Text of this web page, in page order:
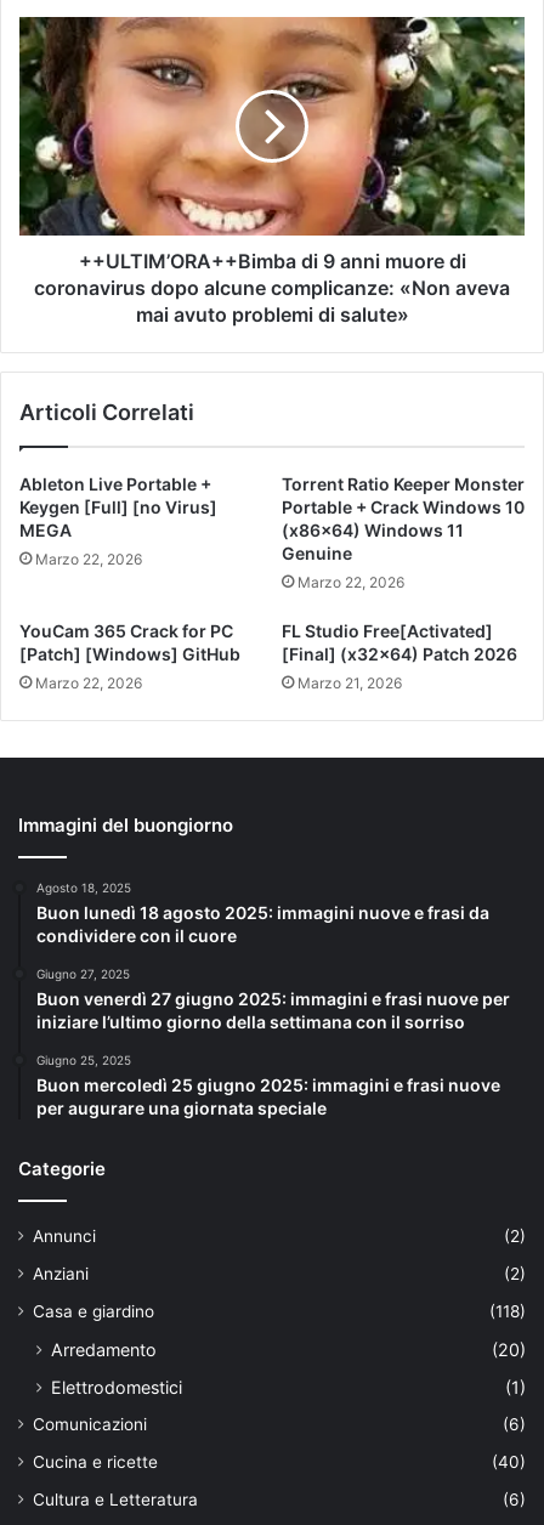
++ULTIM’ORA++Bimba di 9 anni muore di
coronavirus dopo alcune complicanze: «Non aveva
mai avuto problemi di salute»
Articoli Correlati
Ableton Live Portable +
Keygen [Full] [no Virus]
MEGA
Marzo 22, 2026
Torrent Ratio Keeper Monster
Portable + Crack Windows 10
(x86x64) Windows 11
Genuine
Marzo 22, 2026
YouCam 365 Crack for PC
[Patch] [Windows] GitHub
Marzo 22, 2026
FL Studio Free[Activated]
[Final] (x32x64) Patch 2026
Marzo 21, 2026
Immagini del buongiorno
Agosto 18, 2025
Buon lunedì 18 agosto 2025: immagini nuove e frasi da
condividere con il cuore
Giugno 27, 2025
Buon venerdì 27 giugno 2025: immagini e frasi nuove per
iniziare l’ultimo giorno della settimana con il sorriso
Giugno 25, 2025
Buon mercoledì 25 giugno 2025: immagini e frasi nuove
per augurare una giornata speciale
Categorie
Annunci
(2)
Anziani
(2)
Casa e giardino
(118)
Arredamento
(20)
Elettrodomestici
(1)
Comunicazioni
(6)
Cucina e ricette
(40)
Cultura e Letteratura
(6)